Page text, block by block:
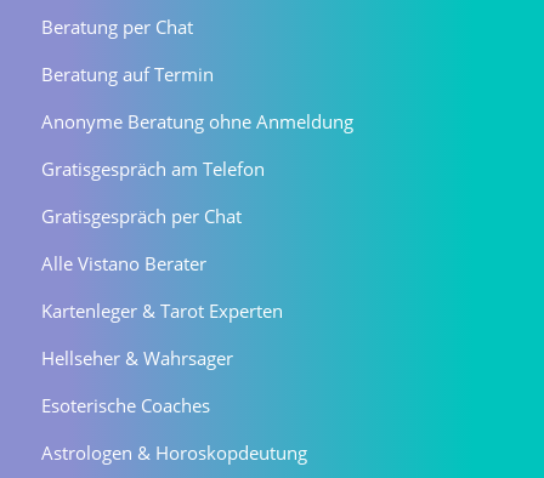
Beratung per Chat
Beratung auf Termin
Anonyme Beratung ohne Anmeldung
Gratisgespräch am Telefon
Gratisgespräch per Chat
Alle Vistano Berater
Kartenleger & Tarot Experten
Hellseher & Wahrsager
Esoterische Coaches
Astrologen & Horoskopdeutung